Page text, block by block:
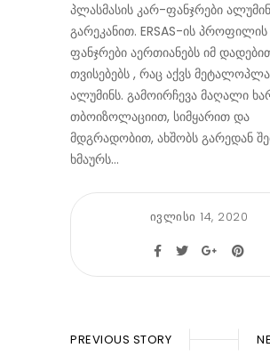
პლასმასის კარ-ფანჯრები
გარეკანით. ERSAS-ის
ფანჯრები აერთიანებს იმ
თვისებებს , რაც აქვს
ალუმინს. გამოირჩევა მაღალი
თბოიზოლაციით, სიმყარით და
მდგრადობით, ახშობს გარედან
ხმაურს…
ივლისი 14, 2020
PREVIOUS STORY